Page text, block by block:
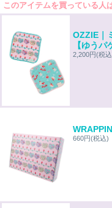
このアイテムを買っている人
OZZIE｜
【ゆうパ
2,200円(税
660円(税込)